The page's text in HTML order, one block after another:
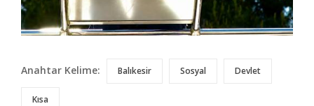
Anahtar Kelime: Balıkesir Sosyal Devlet
Kısa